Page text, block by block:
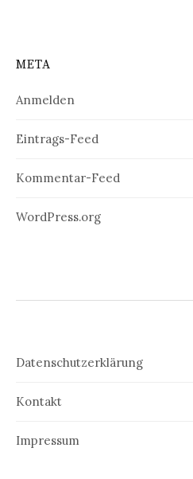
META
Anmelden
Eintrags-Feed
Kommentar-Feed
WordPress.org
Datenschutzerklärung
Kontakt
Impressum